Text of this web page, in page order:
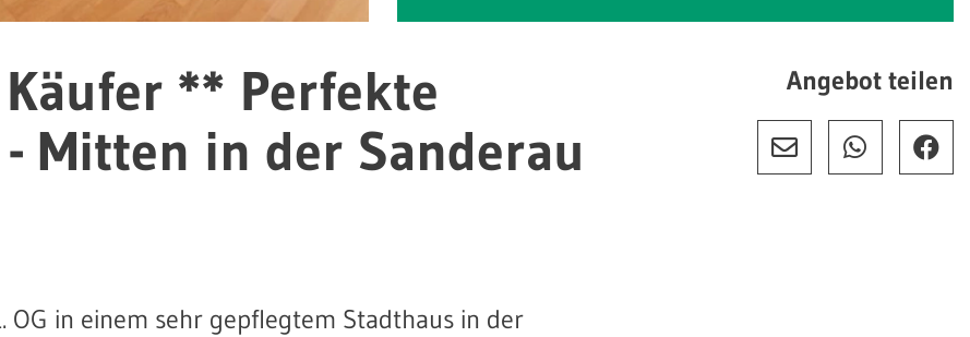
** Perfekte
Mitten in der Sanderau
in einem sehr gepflegtem Stadthaus in der
Angebot teilen